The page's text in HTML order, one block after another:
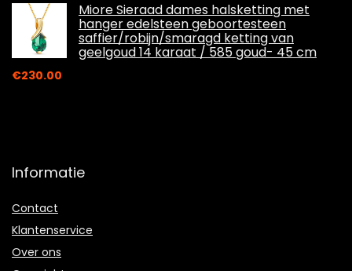
Miore Sieraad dames halsketting met
hanger edelsteen geboortesteen
saffier/robijn/smaragd ketting van
geelgoud 14 karaat / 585 goud- 45 cm
€230.00
Informatie
Contact
Klantenservice
Over ons